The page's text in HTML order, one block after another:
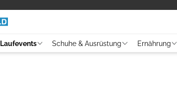
Laufevents Schuhe & Ausrüstung Ernährung